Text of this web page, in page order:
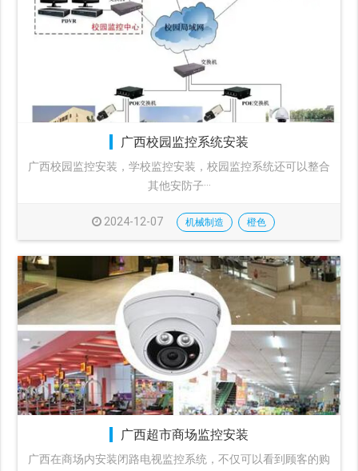
广西校园监控系统安装
广西校园监控安装，学校监控安装，校园监控系统还可以整合
其他安防子···
2024-12-07 机械制造 橙色
广西超市商场监控安装
广西在商场内安装闭路电视监控系统，不仅可以看到顾客的购